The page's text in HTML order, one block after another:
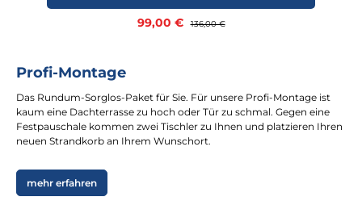
Verkaufspreis:
99,00 € Regulärer Preis:
136,00 €
Profi-Montage
Das Rundum-Sorglos-Paket für Sie. Für unsere Profi-Montage ist
kaum eine Dachterrasse zu hoch oder Tür zu schmal. Gegen eine
Festpauschale kommen zwei Tischler zu Ihnen und platzieren Ihren
neuen Strandkorb an Ihrem Wunschort.
mehr erfahren